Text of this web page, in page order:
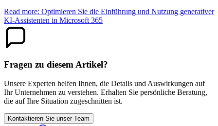
Read more: Optimieren Sie die Einführung und Nutzung generativer
KI-Assistenten in Microsoft 365
Fragen zu diesem Artikel?
Unsere Experten helfen Ihnen, die Details und Auswirkungen auf
Ihr Unternehmen zu verstehen. Erhalten Sie persönliche Beratung,
die auf Ihre Situation zugeschnitten ist.
Kontaktieren Sie unser Team